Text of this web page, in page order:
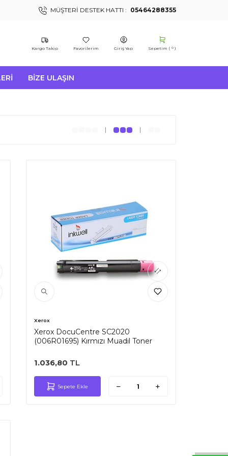
MÜŞTERI DESTEK HATTI : 05464288355
Kargo Takip Favorilerim Giriş Yap Sepetim ( 0 )
BIZE ULAŞIN
Xerox
Xerox DocuCentre SC2020
(006R01695) Kırmızı Muadil Toner
1.036,80 TL
Sepete Ekle